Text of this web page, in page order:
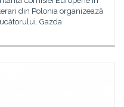
din Polonia organizează
Gazda